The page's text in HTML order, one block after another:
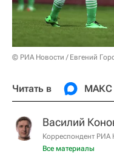
© РИА Новости / Евгений
Читать в МАКС
Василий
Корреспондент РИА
Все материалы